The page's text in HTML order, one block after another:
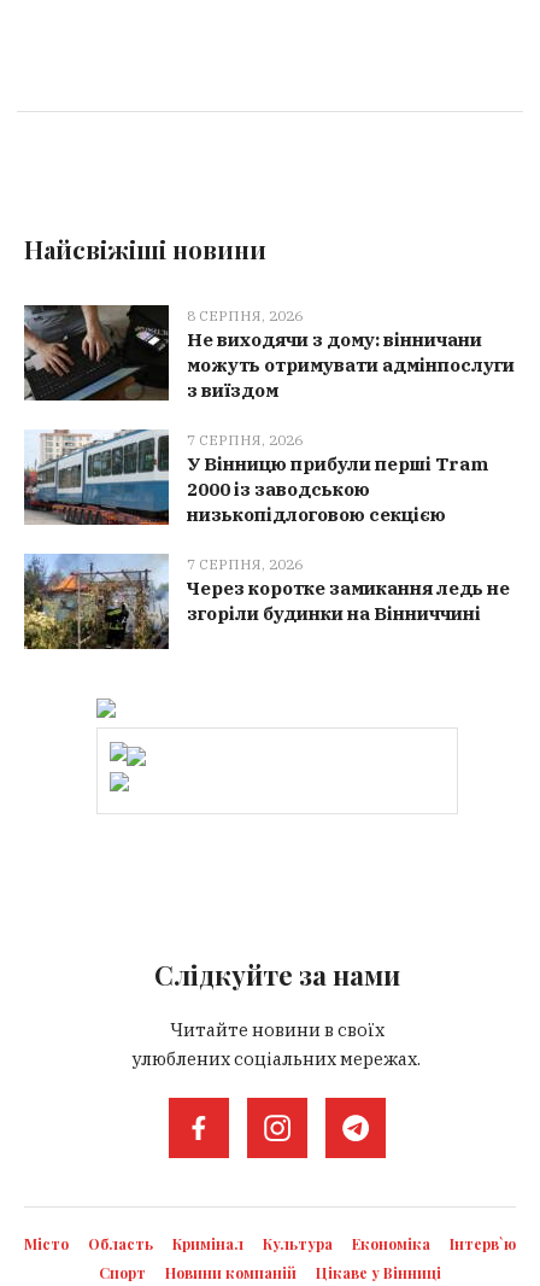
Найсвіжіші новини
8 СЕРПНЯ, 2026
Не виходячи з дому: вінничани
можуть отримувати адмінпослуги
з виїздом
7 СЕРПНЯ, 2026
У Вінницю прибули перші Tram
2000 із заводською
низькопідлоговою секцією
7 СЕРПНЯ, 2026
Через коротке замикання ледь не
згоріли будинки на Вінниччині
Слідкуйте за нами
Читайте новини в своїх
улюблених соціальних мережах.
Місто Область Кримінал Культура Економіка
Інтерв`ю
Спорт
Новини компаній Цікаве у Вінниці